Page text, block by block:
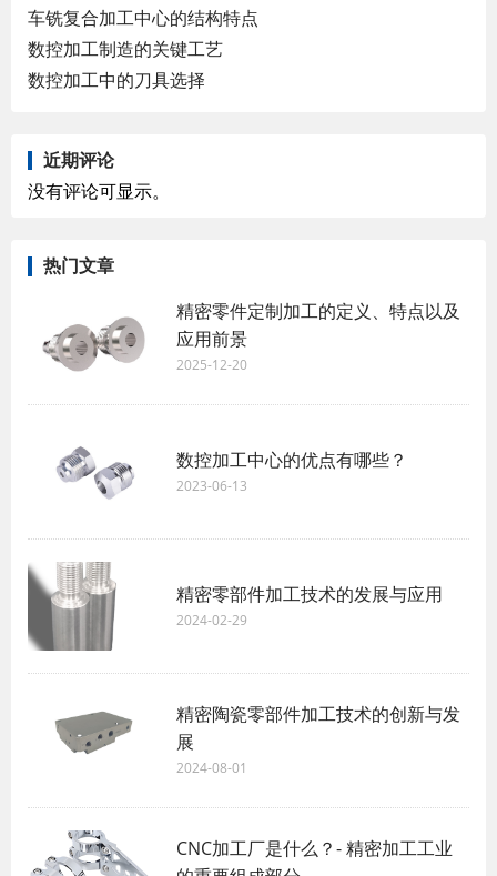
车铣复合加工中心的结构特点
数控加工制造的关键工艺
数控加工中的刀具选择
近期评论
没有评论可显示。
热门文章
精密零件定制加工的定义、特点以及
应用前景
2025-12-20
​数控加工中心的优点有哪些？
2023-06-13
精密零部件加工技术的发展与应用
2024-02-29
精密陶瓷零部件加工技术的创新与发
展
2024-08-01
CNC加工厂是什么？- 精密加工工业